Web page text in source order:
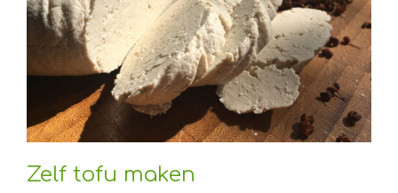
Zelf tofu maken